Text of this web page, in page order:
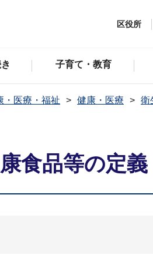
区役所
子育て・教育
・医療・福祉 健康・医療 衛
食品等の定義